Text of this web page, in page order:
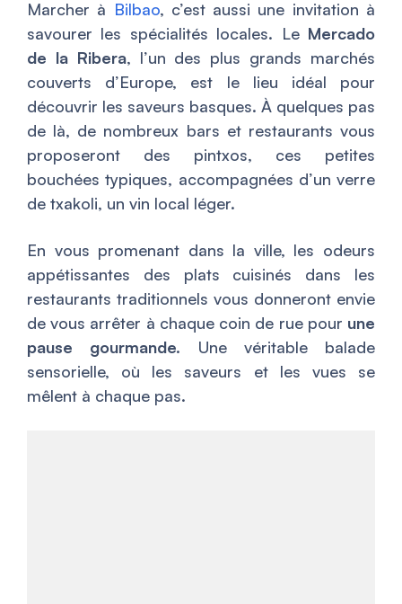
Marcher à Bilbao, c’est aussi une invitation à
savourer les spécialités locales. Le Mercado
de la Ribera, l’un des plus grands marchés
couverts d’Europe, est le lieu idéal pour
découvrir les saveurs basques. À quelques pas
de là, de nombreux bars et restaurants vous
proposeront des pintxos, ces petites
bouchées typiques, accompagnées d’un verre
de txakoli, un vin local léger.
En vous promenant dans la ville, les odeurs
appétissantes des plats cuisinés dans les
restaurants traditionnels vous donneront envie
de vous arrêter à chaque coin de rue pour une
pause gourmande. Une véritable balade
sensorielle, où les saveurs et les vues se
mêlent à chaque pas.